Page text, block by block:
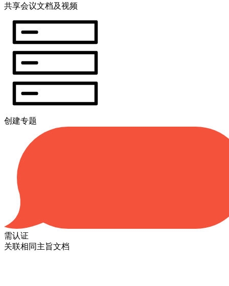
共享会议文档及视频
创建专题
需认证
关联相同主旨文档